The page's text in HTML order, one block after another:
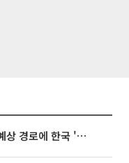
태풍 '돌핀' 이어 '찬홈' 등장…예상 경로에 한국 '한숨'